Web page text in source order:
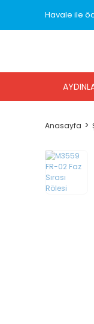
Havale ile
Anasayfa